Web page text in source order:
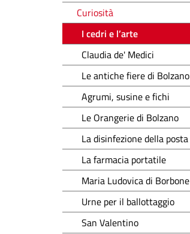
Curiosità
I cedri e l’arte
Claudia de' Medici
Le antiche fiere di Bolzano
Agrumi, susine e fichi
Le Orangerie di Bolzano
La disinfezione della posta
La farmacia portatile
Maria Ludovica di Borbone
Urne per il ballottaggio
San Valentino